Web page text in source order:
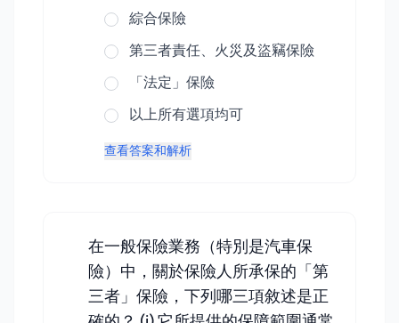
綜合保險
第三者責任、火災及盜竊保險
「法定」保險
以上所有選項均可
查看答案和解析
在一般保險業務（特別是汽車保
險）中，關於保險人所承保的「第
三者」保險，下列哪三項敘述是正